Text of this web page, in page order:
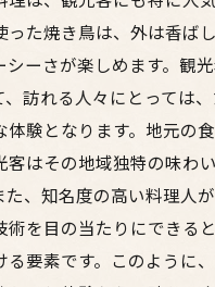
った焼き鳥は、外は香ば
シーさが楽しめます。観
、訪れる人々にとっては
体験となります。地元の
客はその地域独特の味わ
た、知名度の高い料理人
術を目の当たりにできる
る要素です。このように